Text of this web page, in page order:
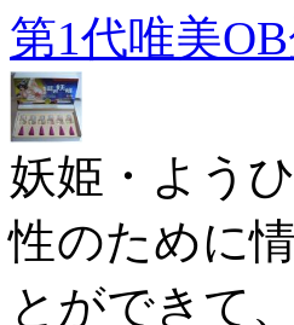
第1代唯美
妖姫・よう
性のために
とができて